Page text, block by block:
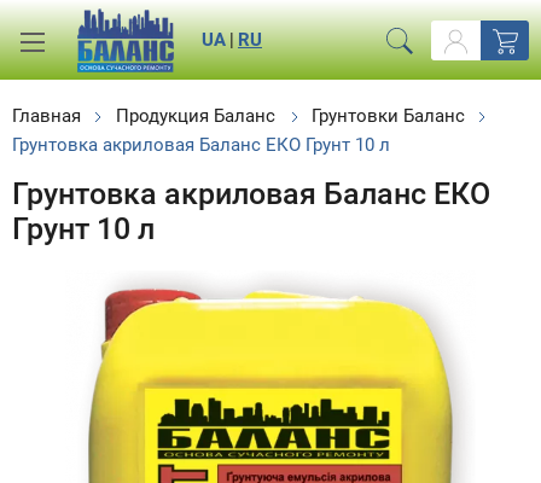
RU
|
UA
Главная Продукция Баланс
Грунтовки Баланс
Грунтовка акриловая Баланс ЕКО Грунт 10 л
Грунтовка акриловая Баланс ЕКО
Грунт 10 л